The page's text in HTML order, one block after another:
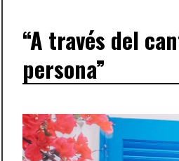
“A través del
persona”